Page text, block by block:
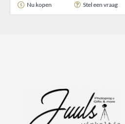
Nu kopen Stel een vraag